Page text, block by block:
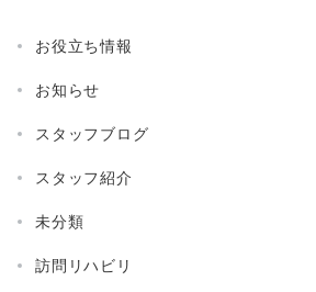
お役立ち情報
お知らせ
スタッフブログ
スタッフ紹介
未分類
訪問リハビリ